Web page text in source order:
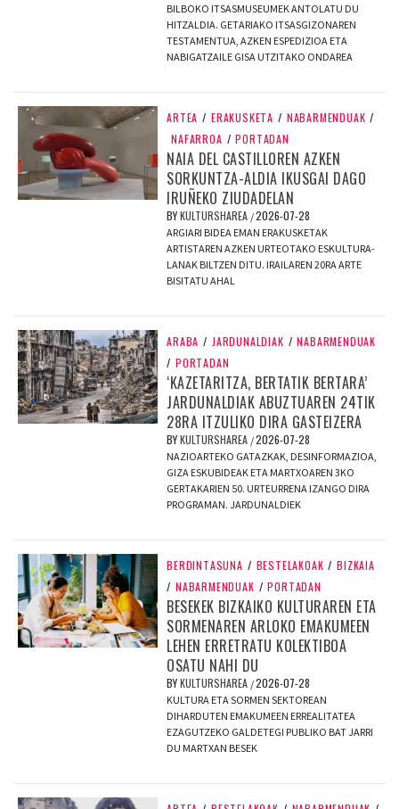
BILBOKO ITSASMUSEUMEK ANTOLATU DU
HITZALDIA. GETARIAKO ITSASGIZONAREN
TESTAMENTUA, AZKEN ESPEDIZIOA ETA
NABIGATZAILE GISA UTZITAKO ONDAREA
ARTEA / ERAKUSKETA / NABARMENDUAK /
NAFARROA / PORTADAN
NAIA DEL CASTILLOREN AZKEN
SORKUNTZA-ALDIA IKUSGAI DAGO
IRUÑEKO ZIUDADELAN
BYKULTURSHAREA /2026-07-28
ARGIARI BIDEA EMAN ERAKUSKETAK
ARTISTAREN AZKEN URTEOTAKO ESKULTURA-
LANAK BILTZEN DITU. IRAILAREN 20RA ARTE
BISITATU AHAL
ARABA / JARDUNALDIAK / NABARMENDUAK
/ PORTADAN
‘KAZETARITZA, BERTATIK BERTARA’
JARDUNALDIAK ABUZTUAREN 24TIK
28RA ITZULIKO DIRA GASTEIZERA
BYKULTURSHAREA /2026-07-28
NAZIOARTEKO GATAZKAK, DESINFORMAZIOA,
GIZA ESKUBIDEAK ETA MARTXOAREN 3KO
GERTAKARIEN 50. URTEURRENA IZANGO DIRA
PROGRAMAN. JARDUNALDIEK
BERDINTASUNA / BESTELAKOAK / BIZKAIA
/ NABARMENDUAK / PORTADAN
BESEKEK BIZKAIKO KULTURAREN ETA
SORMENAREN ARLOKO EMAKUMEEN
LEHEN ERRETRATU KOLEKTIBOA
OSATU NAHI DU
BYKULTURSHAREA /2026-07-28
KULTURA ETA SORMEN SEKTOREAN
DIHARDUTEN EMAKUMEEN ERREALITATEA
EZAGUTZEKO GALDETEGI PUBLIKO BAT JARRI
DU MARTXAN BESEK